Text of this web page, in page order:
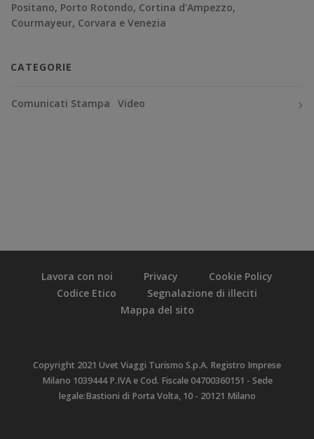
Positano, Porto Rotondo, Cortina d’Ampezzo,
Courmayeur, Corvara e Venezia
CATEGORIE
Comunicati Stampa Video
Lavora con noi Privacy
Cookie Policy
Codice Etico
Segnalazione di illeciti
Mappa del sito
Copyright 2021 Uvet Viaggi Turismo S.p.A. Registro Imprese
Milano 1039444 P.IVA e Cod. Fiscale 04700360151 - Sede
legale:Bastioni di Porta Volta, 10 - 20121 Milano